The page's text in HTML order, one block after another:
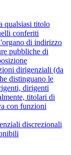
qualsiasi titolo
conferiti
di indirizzo
pubbliche di
dirigenziali (da
distinguano le
dirigenti
titolari di
con funzioni
discrezionali